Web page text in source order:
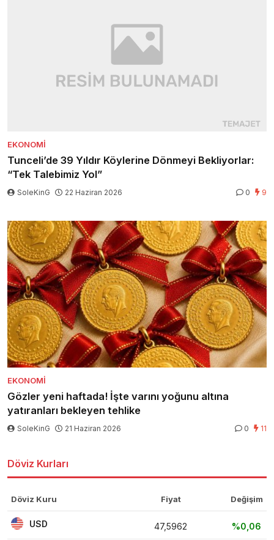
EKONOMI
Tunceli’de 39 Yıldır Köylerine Dönmeyi Bekliyorlar:
“Tek Talebimiz Yol”
SoleKinG 22 Haziran 2026 0 9
EKONOMI
Gözler yeni haftada! İşte varını yoğunu altına
yatıranları bekleyen tehlike
SoleKinG 21 Haziran 2026 0 11
Döviz Kurları
Döviz Kuru Fiyat Değişim
USD 47,5962 %0,06